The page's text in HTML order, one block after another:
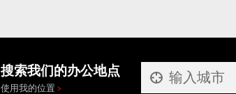
搜索我们的办公地点
使用我的位置